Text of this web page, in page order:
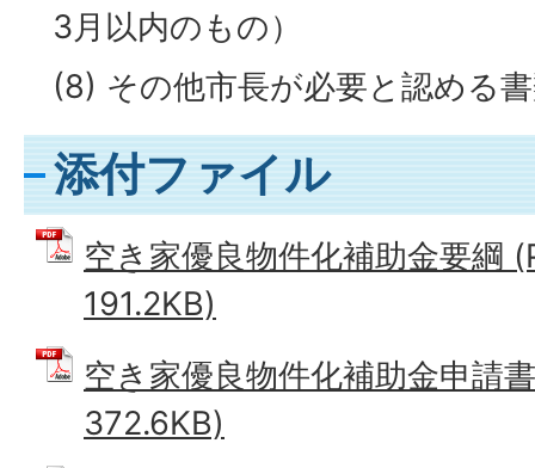
3月以内のもの）
(8) その他市長が必要と認める
添付ファイル
空き家優良物件化補助金要綱
191.2KB)
空き家優良物件化補助金申請
372.6KB)